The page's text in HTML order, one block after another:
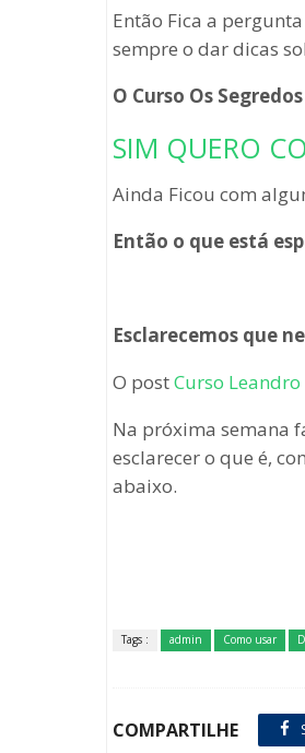
Então Fica a
sempre o dar dicas
O Curso Os
SIM QUERO
Ainda Ficou com
Então o que está
Esclarecemos que
O postCurso
Na próxima semana
esclarecer o que é,
abaixo.
Tags : admin Como usar
COMPARTILHE